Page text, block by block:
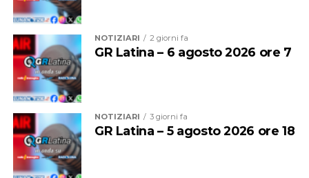
NOTIZIARI 2 giorni fa
GR Latina – 6 agosto 2026 ore 7
NOTIZIARI 3 giorni fa
GR Latina – 5 agosto 2026 ore 18